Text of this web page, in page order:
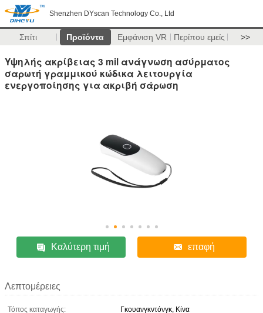
Shenzhen DYscan Technology Co., Ltd
Σπίτι Προϊόντα Εμφάνιση VR Περίπου εμείς >>
Υψηλής ακρίβειας 3 mil ανάγνωση ασύρματος
σαρωτή γραμμικού κώδικα λειτουργία
ενεργοποίησης για ακριβή σάρωση
Καλύτερη τιμή επαφή
Λεπτομέρειες
Τόπος καταγωγής:
Γκουανγκντόνγκ, Κίνα